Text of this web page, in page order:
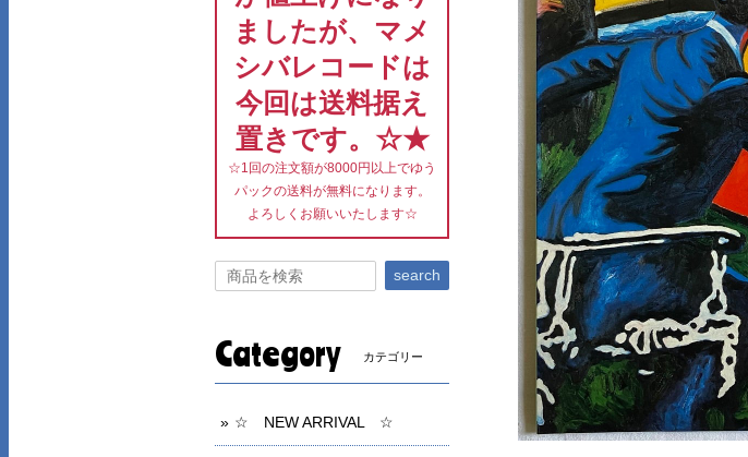
ましたが、マメ
シバレコードは
今回は送料据え
置きです。☆★
☆1回の注文額が8000円以上でゆう
パックの送料が無料になります。
よろしくお願いいたします☆
search
Category カテゴリー
☆ NEW ARRIVAL ☆